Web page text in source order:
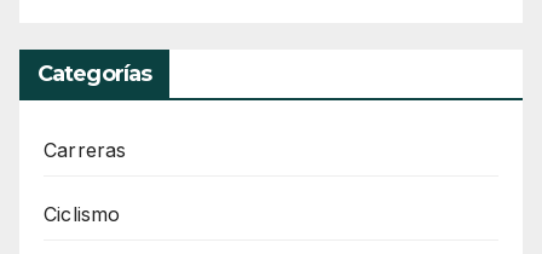
Categorías
Carreras
Ciclismo